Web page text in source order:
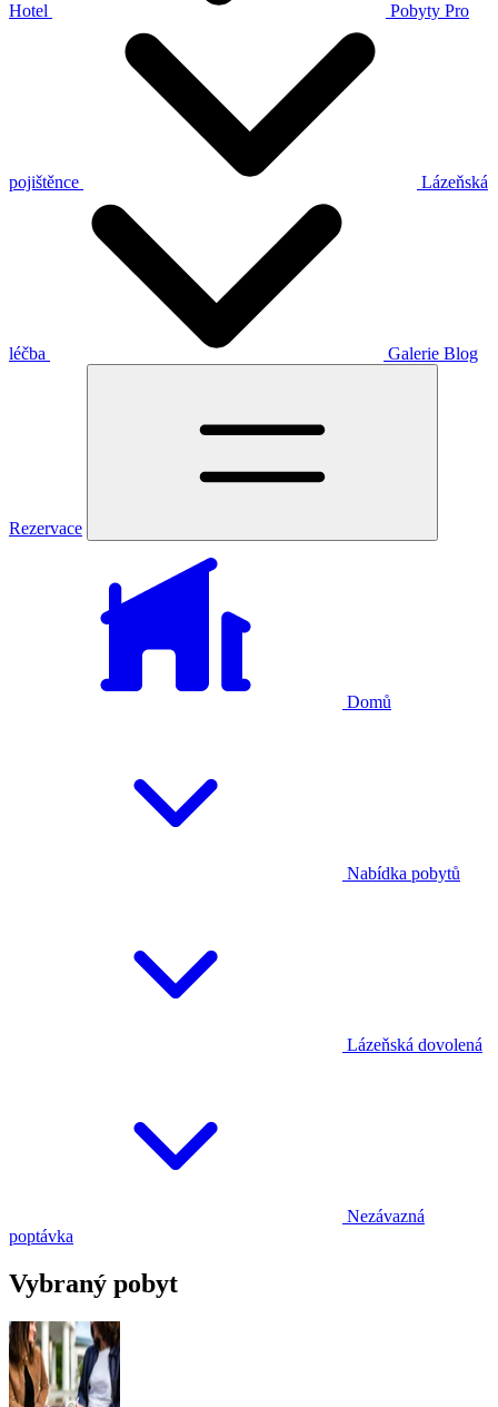
Hotel Pobyty Pro
pojištěnce Lázeňská
léčba Galerie Blog
Rezervace
Domů
Nabídka pobytů
Lázeňská dovolená
Nezávazná
poptávka
Vybraný pobyt